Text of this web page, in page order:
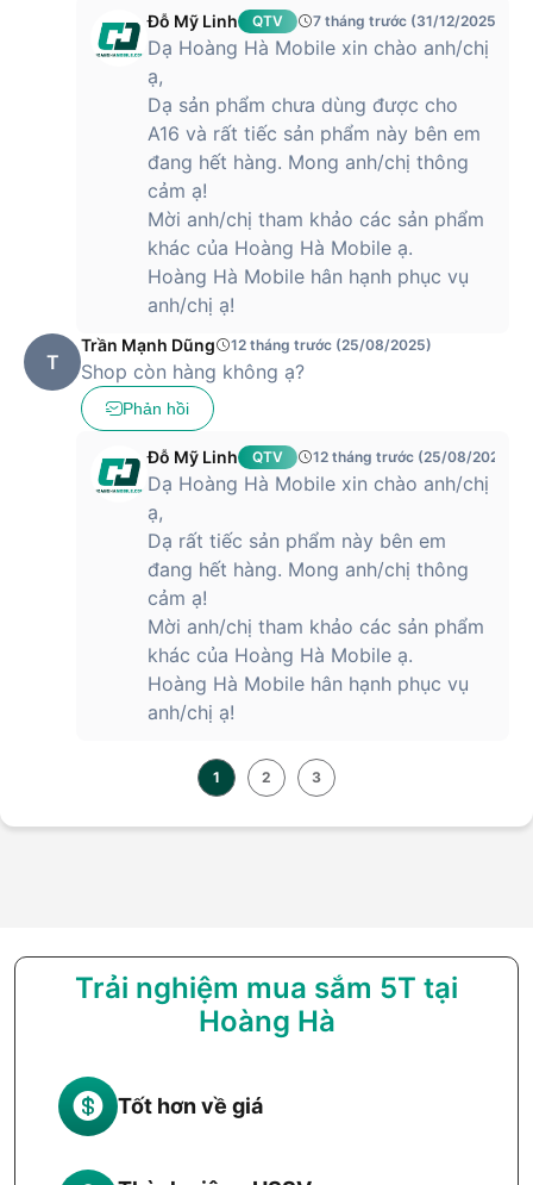
Đỗ Mỹ Linh QTV 7 tháng trước (31/12/2025)
Dạ Hoàng Hà Mobile xin chào anh/chị
ạ,
Dạ sản phẩm chưa dùng được cho
A16 và rất tiếc sản phẩm này bên em
đang hết hàng. Mong anh/chị thông
cảm ạ!
Mời anh/chị tham khảo các sản phẩm
khác của Hoàng Hà Mobile ạ.
Hoàng Hà Mobile hân hạnh phục vụ
anh/chị ạ!
T
Trần Mạnh Dũng 12 tháng trước (25/08/2025)
Shop còn hàng không ạ?
Phản hồi
Đỗ Mỹ Linh QTV 12 tháng trước (25/08/2025)
Dạ Hoàng Hà Mobile xin chào anh/chị
ạ,
Dạ rất tiếc sản phẩm này bên em
đang hết hàng. Mong anh/chị thông
cảm ạ!
Mời anh/chị tham khảo các sản phẩm
khác của Hoàng Hà Mobile ạ.
Hoàng Hà Mobile hân hạnh phục vụ
anh/chị ạ!
1 2 3
Trải nghiệm mua sắm 5T tại
Hoàng Hà
Tốt hơn về giá